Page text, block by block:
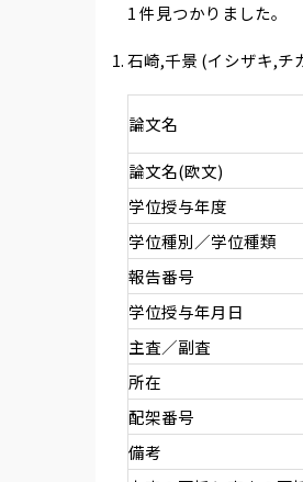
1 件見つかりました。
石崎,千景 (イシザキ,チ
論文名
論文名(欧文)
学位授与年度
学位種別／学位種類
報告番号
学位授与年月日
主査／副査
所在
配架番号
備考